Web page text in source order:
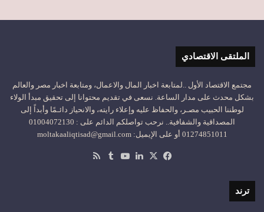
الملتقى الاقتصادي
مجتمع الاقتصاد الأول ..لمتابعة اخبار المال والاعمال، ومتابعة اخبار مصر والعالم
بشكل محدث على مدار الساعة. نسعى في تقديم محتوانا إلى تحقيق مبدأ الولاء
لوطننا الحبيب مصـر، والحفاظ عليه وإعلاء رايته، والانحياز دائـمًا وأبداً إلى
المصداقية والشفافية.. نرحب تواصلكم الدائم على : 01004072130
01274851011 أو على الإيميل: moltakaaliqtisad@gmail.com
فيسبوك
‫X لينكدإن‫YouTube
ترند